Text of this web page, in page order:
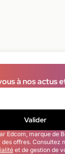
à nos actus
Valider
Edcom, marque de
des offres. Consultez
et de gestion de